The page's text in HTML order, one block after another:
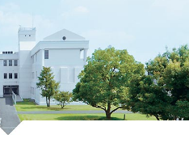
リシー
情報
学科
の紹介
学科
実績
ア教育
・留学
・留学
生活